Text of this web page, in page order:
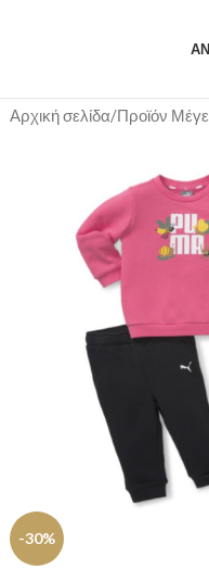
Αρχική σελίδα/Προϊόν
-30%